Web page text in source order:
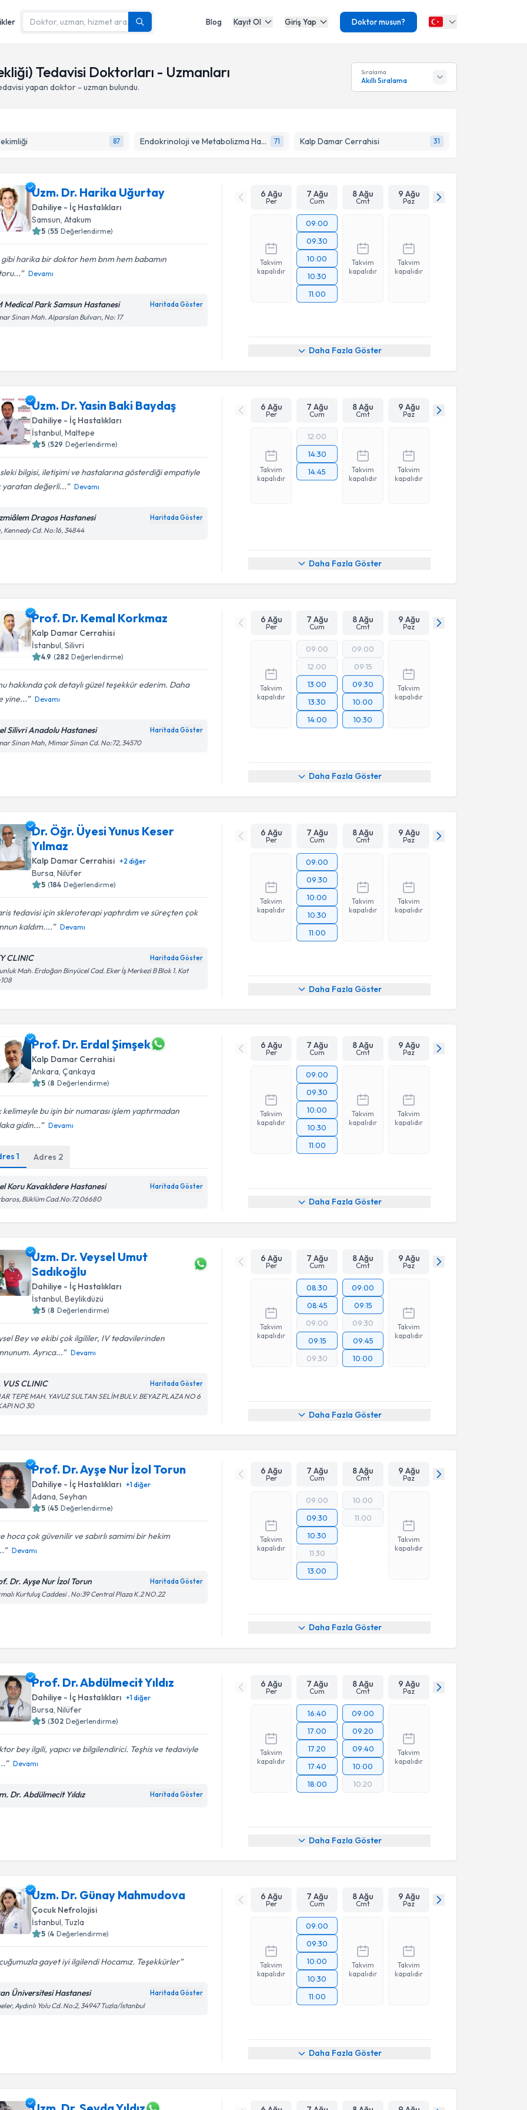
Blog Kayıt Ol Giriş Yap Doktor musun?
Tedavisi Doktorları - Uzmanları
yapan doktor - uzman bulundu.
Sıralama
Akıllı Sıralama
87 Endokrinoloji ve Metabolizma Hastalıkları 71 Kalp Damar Cerrahisi 31
Uzm. Dr. Harika Uğurtay
Dahiliye - İç Hastalıkları
Samsun,Atakum
5 (55 Değerlendirme)
gibi harika bir doktor hem bnm hem babamın
Devamı
Medical Park Samsun Hastanesi Haritada Göster
Sinan Mah. Alparslan Bulvarı, No: 17
6 Ağu
Per
7 Ağu
Cum
8 Ağu
Cmt
9 Ağu
Paz
Takvim
kapalıdır
09:00
09:30
10:00
10:30
11:00
Takvim
kapalıdır
Takvim
kapalıdır
Daha Fazla Göster
Uzm. Dr. Yasin Baki Baydaş
Dahiliye - İç Hastalıkları
İstanbul ,Maltepe
5 (529 Değerlendirme)
bilgisi, iletişimi ve hastalarına gösterdiği empatiyle
yaratan değerli...
Devamı
Dragos Hastanesi Haritada Göster
Kennedy Cd. No:16, 34844
6 Ağu
Per
7 Ağu
Cum
8 Ağu
Cmt
9 Ağu
Paz
Takvim
kapalıdır
12:00
14:30
14:45
Takvim
kapalıdır
Takvim
kapalıdır
Daha Fazla Göster
Prof. Dr. Kemal Korkmaz
Kalp Damar Cerrahisi
İstanbul,Silivri
4.9 (282 Değerlendirme)
hakkında çok detaylı güzel teşekkür ederim. Daha
yine...
Devamı
Silivri Anadolu Hastanesi Haritada Göster
Sinan Mah, Mimar Sinan Cd. No:72, 34570
6 Ağu
Per
7 Ağu
Cum
8 Ağu
Cmt
9 Ağu
Paz
Takvim
kapalıdır
09:00
12:00
13:00
13:30
14:00
09:00
09:15
09:30
10:00
10:30
Takvim
kapalıdır
Daha Fazla Göster
Dr. Öğr. Üyesi Yunus Keser
Yılmaz
Kalp Damar Cerrahisi +2 diğer
Bursa ,Nilüfer
5 (184 Değerlendirme)
tedavisi için skleroterapi yaptırdım ve süreçten çok
kaldım....
Devamı
CLINIC Haritada Göster
Mah. Erdoğan Binyücel Cad. Eker İş Merkezi B Blok 1. Kat
6 Ağu
Per
7 Ağu
Cum
8 Ağu
Cmt
9 Ağu
Paz
Takvim
kapalıdır
09:00
09:30
10:00
10:30
11:00
Takvim
kapalıdır
Takvim
kapalıdır
Daha Fazla Göster
Prof. Dr. Erdal Şimşek
Kalp Damar Cerrahisi
Ankara,Çankaya
5 (8 Değerlendirme)
kelimeyle bu işin bir numarası işlem yaptırmadan
gidin...
Devamı
1 Adres 2
Koru Kavaklıdere Hastanesi Haritada Göster
Büklüm Cad.No:72 06680
6 Ağu
Per
7 Ağu
Cum
8 Ağu
Cmt
9 Ağu
Paz
Takvim
kapalıdır
09:00
09:30
10:00
10:30
11:00
Takvim
kapalıdır
Takvim
kapalıdır
Daha Fazla Göster
Uzm. Dr. Veysel Umut
Sadıkoğlu
Dahiliye - İç Hastalıkları
İstanbul ,Beylikdüzü
5 (8 Değerlendirme)
Bey ve ekibi çok ilgililer, IV tedavilerinden
Ayrıca...
Devamı
VUS CLINIC Haritada Göster
TEPE MAH. YAVUZ SULTAN SELİM BULV. BEYAZ PLAZA NO 6
NO 30
6 Ağu
Per
7 Ağu
Cum
8 Ağu
Cmt
9 Ağu
Paz
Takvim
kapalıdır
08:30
08:45
09:00
09:15
09:30
09:00
09:15
09:30
09:45
10:00
Takvim
kapalıdır
Daha Fazla Göster
Prof. Dr. Ayşe Nur İzol Torun
Dahiliye - İç Hastalıkları +1diğer
Adana,Seyhan
5 (45 Değerlendirme)
hoca çok güvenilir ve sabırlı samimi bir hekim
Devamı
Dr. Ayşe Nur İzol Torun Haritada Göster
Kurtuluş Caddesi . No:39 Central Plaza K.2 NO.22
6 Ağu
Per
7 Ağu
Cum
8 Ağu
Cmt
9 Ağu
Paz
Takvim
kapalıdır
09:00
09:30
10:30
11:30
13:00
10:00
11:00
Takvim
kapalıdır
Daha Fazla Göster
Prof. Dr. Abdülmecit Yıldız
Dahiliye - İç Hastalıkları +1diğer
Bursa ,Nilüfer
5 (302 Değerlendirme)
bey ilgili, yapıcı ve bilgilendirici. Teşhis ve tedaviyle
Devamı
Dr. Abdülmecit Yıldız Haritada Göster
6 Ağu
Per
7 Ağu
Cum
8 Ağu
Cmt
9 Ağu
Paz
Takvim
kapalıdır
16:40
17:00
17:20
17:40
18:00
09:00
09:20
09:40
10:00
10:20
Takvim
kapalıdır
Daha Fazla Göster
Uzm. Dr. Günay Mahmudova
Çocuk Nefrolojisi
İstanbul,Tuzla
5 (4 Değerlendirme)
gayet iyi ilgilendi Hocamız. Teşekkürler
Üniversitesi Hastanesi Haritada Göster
Aydınlı Yolu Cd. No:2, 34947 Tuzla/İstanbul
6 Ağu
Per
7 Ağu
Cum
8 Ağu
Cmt
9 Ağu
Paz
Takvim
kapalıdır
09:00
09:30
10:00
10:30
11:00
Takvim
kapalıdır
Takvim
kapalıdır
Daha Fazla Göster